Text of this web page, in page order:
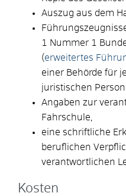
Auszug aus dem
1 Nummer 1
(erweitertes
einer Behörde für
juristischen Person,
Angaben zur
Fahrschule,
eine schriftliche
beruflichen
verantwortlichen
Kosten